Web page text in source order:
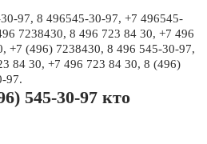
97, 8 496545-30-97, +7 496545-
7238430, 8 496 723 84 30, +7 496
+7 (496) 7238430, 8 496 545-30-97,
84 30, +7 496 723 84 30, 8 (496)
97.
545-30-97 кто